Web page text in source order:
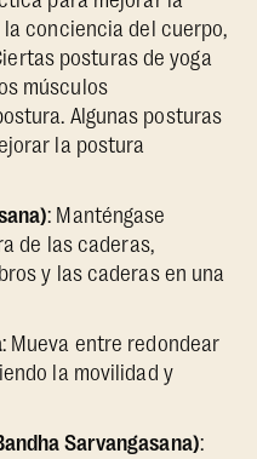
conciencia del cuerpo,
posturas de yoga
músculos
Algunas posturas
la postura
: Manténgase
de las caderas,
y las caderas en una
: Mueva entre redondear
la movilidad y
Sarvangasana):